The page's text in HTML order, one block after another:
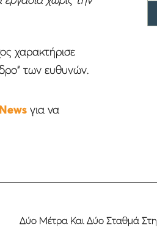
χαρακτήρισε
των ευθυνών.
για να
Δύο Μέτρα Και Δύο Σταθμά